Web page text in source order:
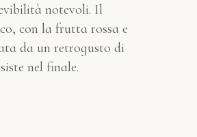
notevoli. Il
con la frutta rossa e
da un retrogusto di
nel finale.